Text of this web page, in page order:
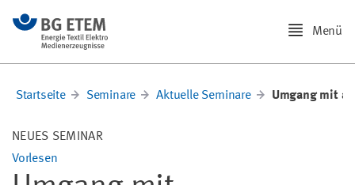
Menü
Startseite Seminare Aktuelle Seminare Umgang mit
NEUES SEMINAR
Vorlesen